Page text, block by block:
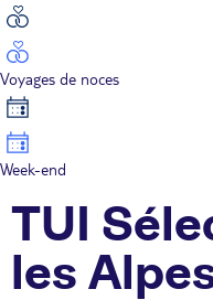
Voyages de noces
Week-end
TUI
les